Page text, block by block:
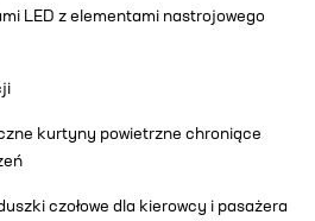
LED z elementami nastrojowego
kurtyny powietrzne chroniące
czołowe dla kierowcy i pasażera